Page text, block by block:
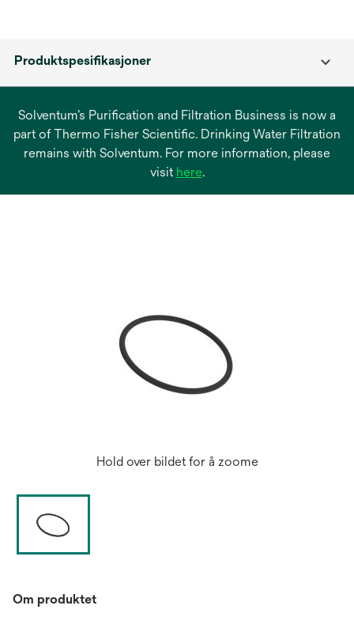
Produktspesifikasjoner
Solventum’s Purification and Filtration Business is now a
part of Thermo Fisher Scientific. Drinking Water Filtration
remains with Solventum. For more information, please
visit hereopens
.
Hold over bildet for å zoome
Om produktet